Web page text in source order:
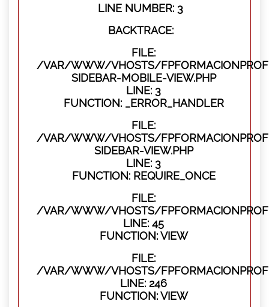
LINE NUMBER: 3
BACKTRACE:
FILE:
/VAR/WWW/VHOSTS/
SIDEBAR-MOBILE-VIEW.PHP
LINE: 3
FUNCTION: _ERROR_HANDLER
FILE:
/VAR/WWW/VHOSTS/
SIDEBAR-VIEW.PHP
LINE: 3
FUNCTION: REQUIRE_ONCE
FILE:
/VAR/WWW/VHOSTS/
LINE: 45
FUNCTION: VIEW
FILE:
/VAR/WWW/VHOSTS/
LINE: 246
FUNCTION: VIEW